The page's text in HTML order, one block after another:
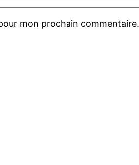
mon prochain commentaire.